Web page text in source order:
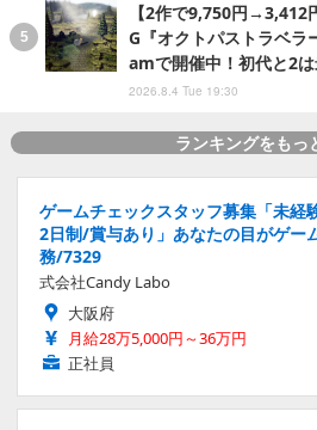
【2作で9,750円→3,412
G『オクトパストラベラ
amで開催中！初代と2
2026.8.4 Tue 19:30
ランキングをもっ
ゲームチェックスタッフ募集「未
2日制/賞与あり」あなたの目がゲー
務/7329
式会社Candy Labo
大阪府
月給28万5,000円～36万円
正社員